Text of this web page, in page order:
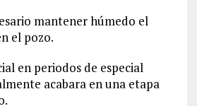
mantener húmedo el
el pozo.
en periodos de especial
acabara en una etapa